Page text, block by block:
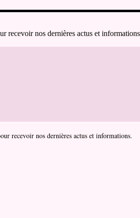
recevoir nos dernières actus et
recevoir nos dernières actus et informations.